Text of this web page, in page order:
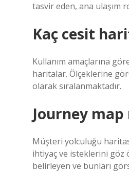
tasvir eden, ana ulaşım
Kaç cesit
Kullanım amaçlarına
haritalar. Ölçeklerine
olarak sıralanmaktadır.
Journey
Müşteri yolculuğu
ihtiyaç ve isteklerini göz
belirleyen ve bunları